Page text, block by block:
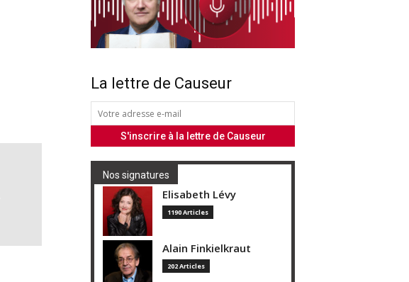
La lettre de Causeur
Nos signatures
Elisabeth Lévy
1190 Articles
Alain Finkielkraut
202 Articles